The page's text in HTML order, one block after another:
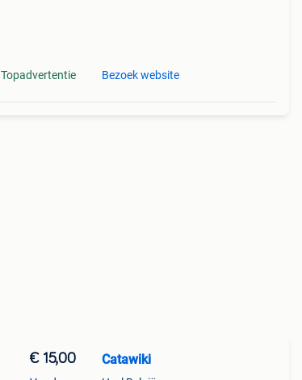
Topadvertentie Bezoek website
€ 15,00 Catawiki